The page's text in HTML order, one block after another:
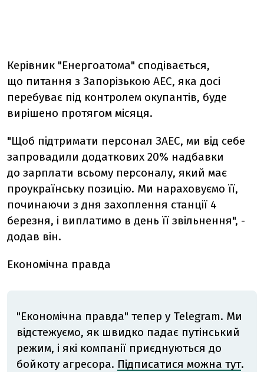
Керівник "Енергоатома" сподівається,
що питання з Запорізькою АЕС, яка досі
перебуває під контролем окупантів, буде
вирішено протягом місяця.
"Щоб підтримати персонал ЗАЕС, ми від себе
запровадили додаткових 20% надбавки
до зарплати всьому персоналу, який має
проукраїнську позицію. Ми нараховуємо її,
починаючи з дня захоплення станції 4
березня, і виплатимо в день її звільнення", -
додав він.
Економічна правда
"Економічна правда" тепер у Telegram. Ми
відстежуємо, як швидко падає путінський
режим, і які компанії приєднуються до
бойкоту агресора. Підписатися можна тут.